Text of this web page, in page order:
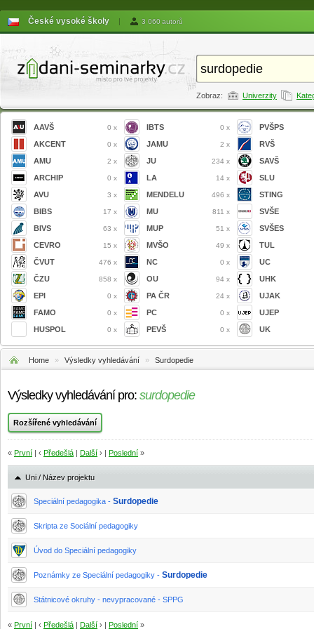
České vysoké školy | 3 060 autorů
Zobraz: Univerzity
AAVŠ 0 x
AKCENT 0 x
AMU 2 x
ARCHIP 0 x
AVU 3 x
BIBS 17 x
BIVS 63 x
CEVRO 15 x
ČVUT 476 x
ČZU 858 x
EPI 0 x
FAMO 0 x
HUSPOL 0 x
IBTS 0 x
JAMU 2 x
JU 234 x
LA 14 x
MENDELU 496 x
MU 811 x
MUP 51 x
MVŠO 49 x
NC 0 x
OU 94 x
PA ČR 24 x
PC 0 x
PEVŠ 0 x
PVŠPS
RVŠ
SAVŠ
SLU
STING
SVŠE
SVŠES
TUL
UC
UHK
UJAK
UJEP
UK
Home » Výsledky vyhledávání » Surdopedie
Výsledky vyhledávání pro: surdopedie
« První | ‹ Předešlá | Další › | Poslední »
Uni / Název projektu
Speciální pedagogika - Surdopedie
Skripta ze Sociální pedagogiky
Úvod do Speciální pedagogiky
Poznámky ze Speciální pedagogiky - Surdopedie
Státnicové okruhy - nevypracované - SPPG
« První | ‹ Předešlá | Další › | Poslední »